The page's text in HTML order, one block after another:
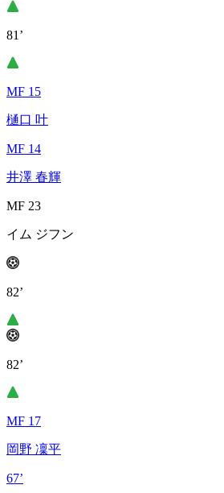
81’
MF 15
樋口 叶
MF 14
井澤 春輝
MF 23
イム ジフン
82’
82’
MF 17
岡野 凜平
67’